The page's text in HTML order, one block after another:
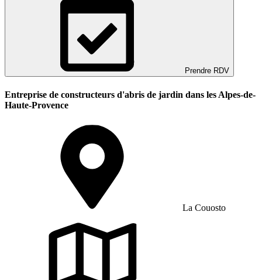
Prendre RDV
Entreprise de constructeurs d'abris de jardin dans les Alpes-de-
Haute-Provence
La Couosto